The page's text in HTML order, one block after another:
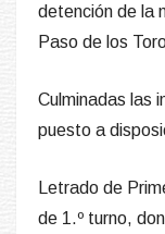
detención de la
Paso de los
Culminadas las
puesto a
Letrado de
de 1.º turno,